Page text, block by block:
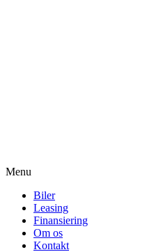
Menu
Biler
Leasing
Finansiering
Om os
Kontakt